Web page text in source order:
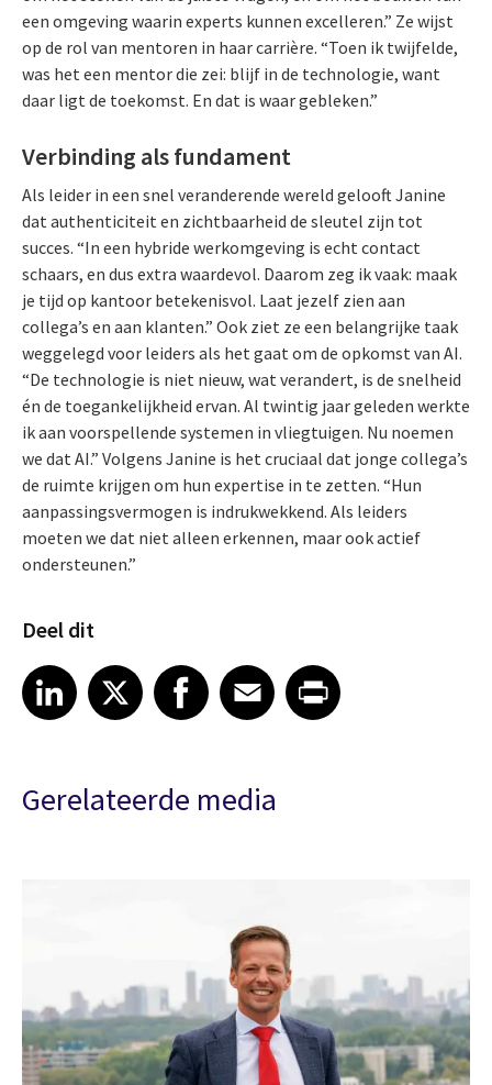
een omgeving waarin experts kunnen excelleren.” Ze wijst
op de rol van mentoren in haar carrière. “Toen ik twijfelde,
was het een mentor die zei: blijf in de technologie, want
daar ligt de toekomst. En dat is waar gebleken.”
Verbinding als fundament
Als leider in een snel veranderende wereld gelooft Janine
dat authenticiteit en zichtbaarheid de sleutel zijn tot
succes. “In een hybride werkomgeving is echt contact
schaars, en dus extra waardevol. Daarom zeg ik vaak: maak
je tijd op kantoor betekenisvol. Laat jezelf zien aan
collega’s en aan klanten.” Ook ziet ze een belangrijke taak
weggelegd voor leiders als het gaat om de opkomst van AI.
“De technologie is niet nieuw, wat verandert, is de snelheid
én de toegankelijkheid ervan. Al twintig jaar geleden werkte
ik aan voorspellende systemen in vliegtuigen. Nu noemen
we dat AI.” Volgens Janine is het cruciaal dat jonge collega’s
de ruimte krijgen om hun expertise in te zetten. “Hun
aanpassingsvermogen is indrukwekkend. Als leiders
moeten we dat niet alleen erkennen, maar ook actief
ondersteunen.”
Deel dit
Share article on LinkedIn
LinkedIn
Share article on XShare article on Facebook
Facebook
Share article on Email
EmailShare article on Print
Gerelateerde media